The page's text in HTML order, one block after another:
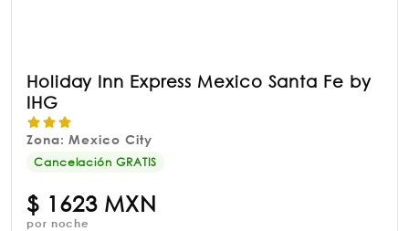
Holiday Inn Express Mexico Santa Fe by
IHG
Zona: Mexico City
Cancelación GRATIS
$ 1623 MXN
por noche